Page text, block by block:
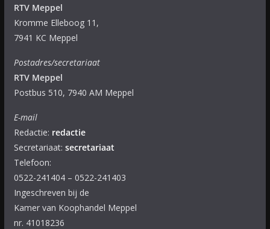
RTV Meppel
Kromme Elleboog 11,
7941 KC Meppel
Postadres/secretariaat
RTV Meppel
Postbus 510, 7940 AM Meppel
E-mail
Redactie: redactie
Secretariaat: secretariaat
Telefoon:
0522-241404 – 0522-241403
Ingeschreven bij de
Kamer van Koophandel Meppel
nr. 41018236